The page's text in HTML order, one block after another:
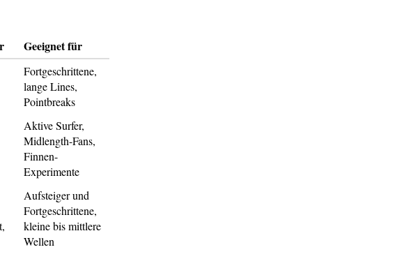
Geeignet für
Fortgeschrittene,
lange Lines,
Pointbreaks
Aktive Surfer,
Midlength-Fans,
Finnen-
Experimente
Aufsteiger und
Fortgeschrittene,
kleine bis mittlere
Wellen